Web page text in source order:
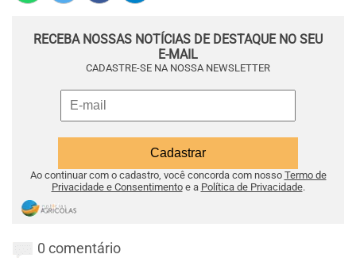
RECEBA NOSSAS NOTÍCIAS DE DESTAQUE NO SEU
E-MAIL
CADASTRE-SE NA NOSSA NEWSLETTER
Ao continuar com o cadastro, você concorda com nosso Termo de
Privacidade e Consentimentoe a Política de Privacidade.
0 comentário